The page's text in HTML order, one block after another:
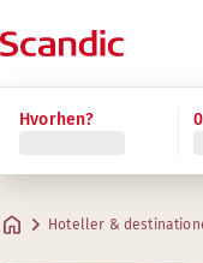
Hvorhen?
Hoteller &